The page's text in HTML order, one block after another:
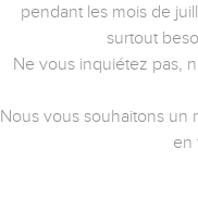
pendant les mois de
surtout
Ne vous inquiétez pas,
Nous vous souhaitons
en